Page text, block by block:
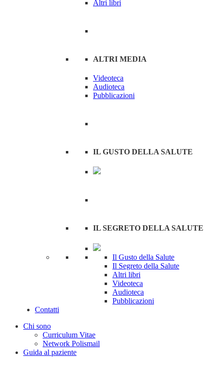
Altri libri
ALTRI MEDIA
Videoteca
Audioteca
Pubblicazioni
IL GUSTO DELLA SALUTE
IL SEGRETO DELLA SALUTE
Il Gusto della Salute
Il Segreto della Salute
Altri libri
Videoteca
Audioteca
Pubblicazioni
Contatti
Chi sono
Curriculum Vitae
Network Polismail
Guida al paziente